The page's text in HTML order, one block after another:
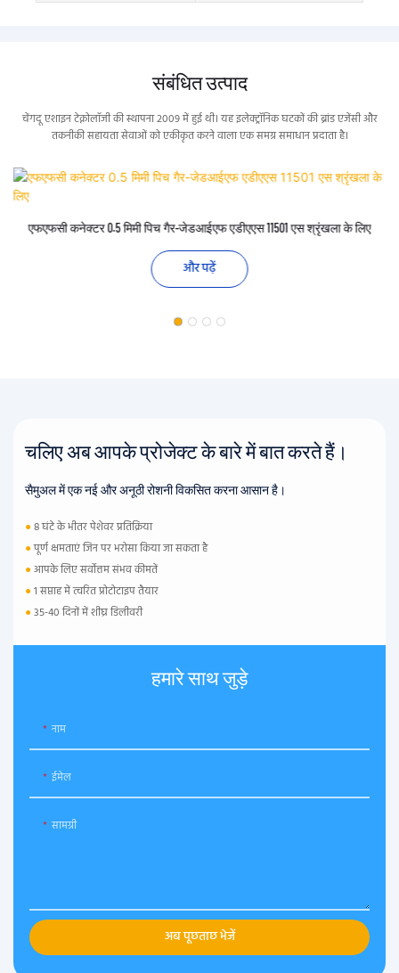
संबंधित उत्पाद
चेंगदू एशाइन टेक्नोलॉजी की स्थापना 2009 में हुई थी। यह इलेक्ट्रॉनिक घटकों की ब्रांड एजेंसी और
तकनीकी सहायता सेवाओं को एकीकृत करने वाला एक समग्र समाधान प्रदाता है।
एफएफसी कनेक्टर 0.5 मिमी पिच गैर-जेडआईएफ एडीएएस 11501 एस श्रृंखला के लिए
और पढ़ें
चलिए अब आपके प्रोजेक्ट के बारे में बात करते हैं।
सैमुअल में एक नई और अनूठी रोशनी विकसित करना आसान है।
●8 घंटे के भीतर पेशेवर प्रतिक्रिया
●पूर्ण क्षमताएं जिन पर भरोसा किया जा सकता है
●आपके लिए सर्वोत्तम संभव कीमतें
●1 सप्ताह में त्वरित प्रोटोटाइप तैयार
●35-40 दिनों में शीघ्र डिलीवरी
हमारे साथ जुड़े
नाम
ईमेल
सामग्री
अब पूछताछ भेजें